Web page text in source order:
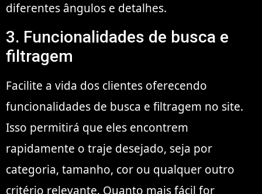
diferentes ângulos e detalhes.
3. Funcionalidades de busca e
filtragem
Facilite a vida dos clientes oferecendo
funcionalidades de busca e filtragem no site.
Isso permitirá que eles encontrem
rapidamente o traje desejado, seja por
categoria, tamanho, cor ou qualquer outro
critério relevante. Quanto mais fácil for